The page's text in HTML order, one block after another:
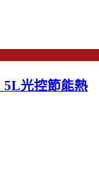
5L光控節能熱